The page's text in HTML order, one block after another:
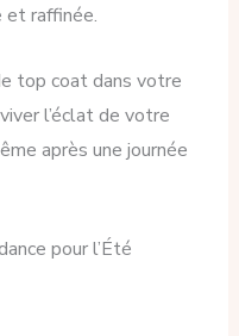
et raffinée.
top coat dans votre
l’éclat de votre
après une journée
pour l’Été